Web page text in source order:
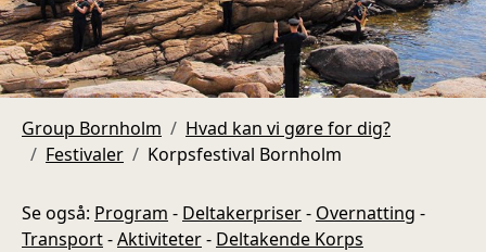
Group Bornholm
Hvad kan vi gøre for dig?
Festivaler
Korpsfestival Bornholm
Se også: Program - Deltakerpriser- Overnatting -
Transport-Aktiviteter- Deltakende Korps